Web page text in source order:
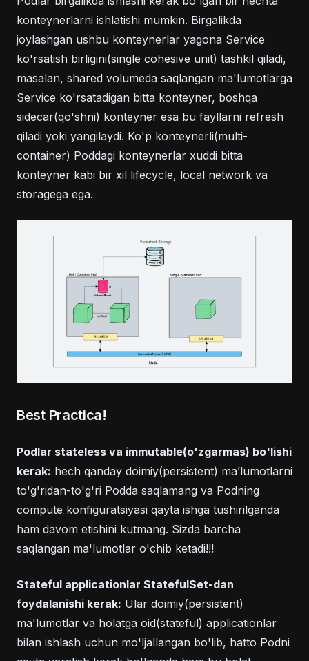
konteynerlarni ishlatishi mumkin. Birgalikda
joylashgan ushbu konteynerlar yagona Service
ko'rsatish birligini(single cohesive unit) tashkil qiladi,
masalan, shared volumeda saqlangan ma'lumotlarga
Service ko'rsatadigan bitta konteyner, boshqa
sidecar(qo'shni) konteyner esa bu fayllarni refresh
qiladi yoki yangilaydi. Ko'p konteynerli(multi-
container) Poddagi konteynerlar xuddi bitta
konteyner kabi bir xil lifecycle, local network va
storagega ega.
Best Practica!
Podlar stateless va immutable(o'zgarmas) bo'lishi
kerak: hech qanday doimiy(persistent) maʼlumotlarni
to'g'ridan-to'g'ri Podda saqlamang va Podning
compute konfiguratsiyasi qayta ishga tushirilganda
ham davom etishini kutmang. Sizda barcha
saqlangan ma'lumotlar o'chib ketadi!!!
Stateful applicationlar StatefulSet-dan
foydalanishi kerak: Ular doimiy(persistent)
ma'lumotlar va holatga oid(stateful) applicationlar
bilan ishlash uchun mo'ljallangan bo'lib, hatto Podni